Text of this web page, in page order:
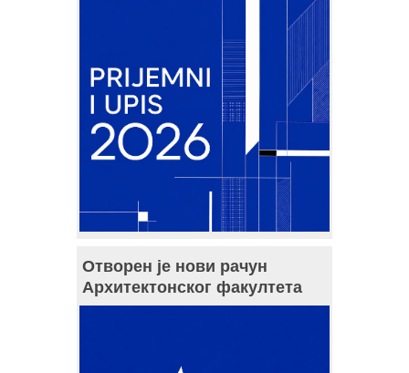
Отворен је нови рачун
Архитектонског факултета